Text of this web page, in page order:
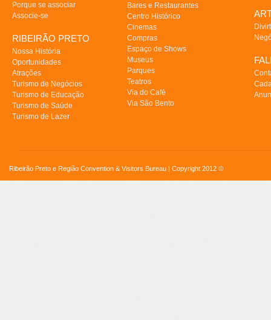
Porque se associar
Associe-se
RIBEIRÃO PRETO
Nossa História
Oportunidades
Atrações
Turismo de Negócios
Turismo de Educação
Turismo de Saúde
Turismo de Lazer
Bares e Restaurantes
Centro Histórico
Cinemas
Compras
Espaço de Shows
Museus
Parques
Teatros
Via do Café
Via São Bento
Ribeirão Preto e Região Convention & Visitors Bureau | Copyright 2012 ©